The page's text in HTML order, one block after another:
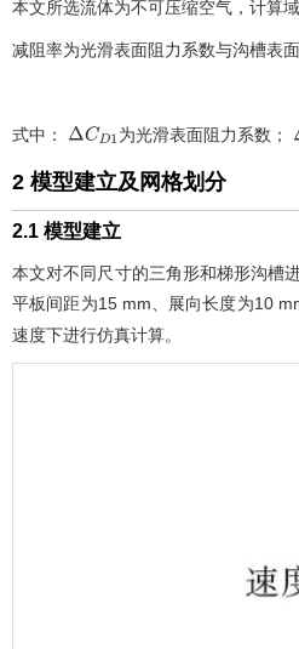
本文所选流体为不可压缩空气，计算
减阻率为光滑表面阻力系数与沟槽表
式中： ∆CD1 为光滑表面阻力系数；
2 模型建立及网格划分
2.1 模型建立
本文对不同尺寸的三角形和梯形沟槽
平板间距为15 mm、展向长度为10
速度下进行仿真计算。